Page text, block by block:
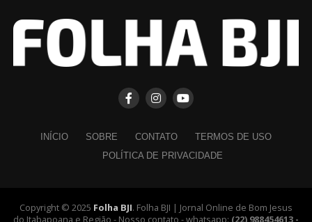
INÍCIO SOBRE CONTATO
TERMOS DE USO
POLÍTICA DE PRIVACIDADE
Copyright © 2025 Folha BJI. Folha BJI | Jornal Online de Bom Jesus
do Itabapoana e Região - Nosso contato - whatsapp: (22) 988454613 -